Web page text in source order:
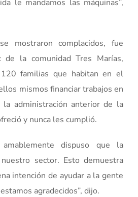
le mandamos las máquinas”,
mostraron complacidos, fue
de la comunidad Tres Marías,
familias que habitan en el
mismos financiar trabajos en
administración anterior de la
y nunca les cumplió.
dispuso que la
sector. Esto demuestra
intención de ayudar a la gente
agradecidos”, dijo.